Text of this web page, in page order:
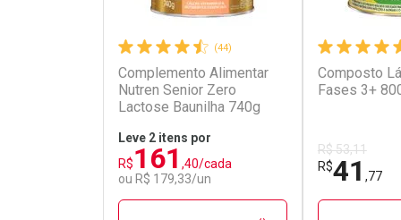
(44)
Complemento Alimentar
Nutren Senior Zero
Lactose Baunilha 740g
Leve 2 itens por
R$161 ,40/cada
ou R$ 179,33/un
Composto
Fases 3+
R$ 53,11
R$41 ,77